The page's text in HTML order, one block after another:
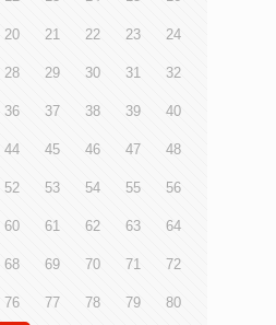
20 21 22 23 24
28 29 30 31 32
36 37 38 39 40
44 45 46 47 48
52 53 54 55 56
60 61 62 63 64
68 69 70 71 72
76 77 78 79 80